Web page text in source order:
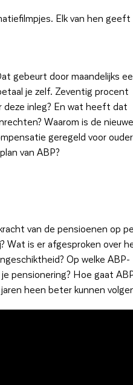
Elk van hen geeft
gebeurt door maandelijks
je zelf. Zeventig procent
deze inleg? En wat heeft dat
Waarom is de nieuwe
geregeld voor
van ABP?
van de pensioenen op
Wat is er afgesproken over
Op welke ABP-
pensionering? Hoe gaat
heen beter kunnen